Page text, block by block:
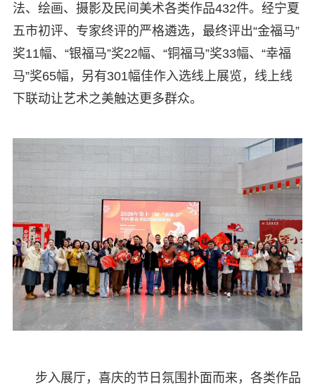
法、绘画、摄影及民间美术各类作品432件。经宁夏
五市初评、专家终评的严格遴选，最终评出“金福马”
奖11幅、“银福马”奖22幅、“铜福马”奖33幅、“幸福
马”奖65幅，另有301幅佳作入选线上展览，线上线
下联动让艺术之美触达更多群众。
步入展厅，喜庆的节日氛围扑面而来，各类作品